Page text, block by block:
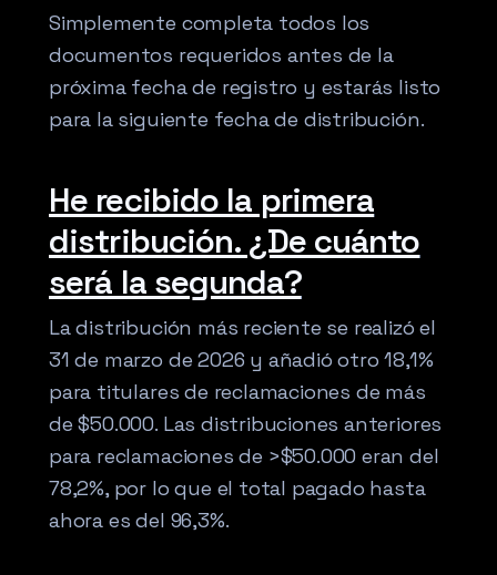
Simplemente completa todos los
documentos requeridos antes de la
próxima fecha de registro y estarás listo
para la siguiente fecha de distribución.
He recibido la primera
distribución. ¿De cuánto
será la segunda?
La distribución más reciente se realizó el
31 de marzo de 2026 y añadió otro 18,1%
para titulares de reclamaciones de más
de $50.000. Las distribuciones anteriores
para reclamaciones de >$50.000 eran del
78,2%, por lo que el total pagado hasta
ahora es del 96,3%.